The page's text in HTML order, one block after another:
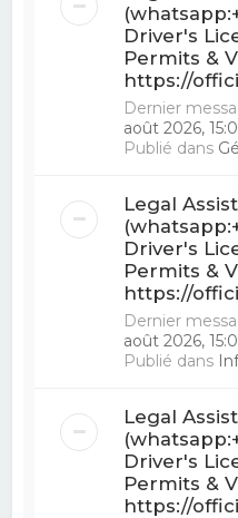
Driver's
Permits &
https://
Dernier
août 2026,
Publié dans
Legal
Driver's
Permits &
https://
Dernier
août 2026,
Publié dans
Legal
Driver's
Permits &
https://